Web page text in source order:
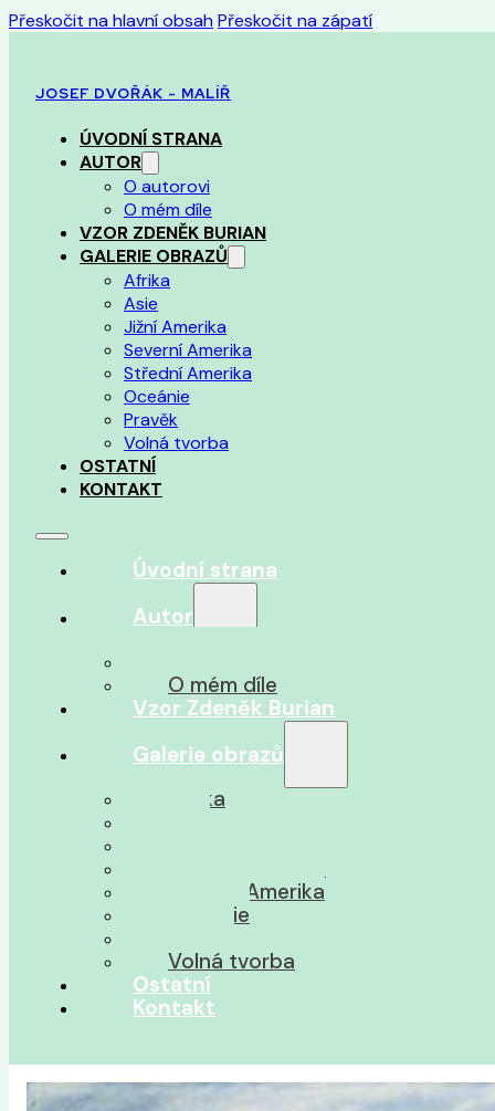
Přeskočit na hlavní obsahPřeskočit na zápatí
JOSEF DVOŘÁK - MALÍŘ
ÚVODNÍ STRANA
AUTOR
O autorovi
O mém díle
VZOR ZDENĚK BURIAN
GALERIE OBRAZŮ
Afrika
Asie
Jižní Amerika
Severní Amerika
Střední Amerika
Oceánie
Pravěk
Volná tvorba
OSTATNÍ
KONTAKT
Úvodní strana
Autor
O mém díle
Vzor Zdeněk Burian
Galerie obrazů
Afrika
Střední Amerika
Oceánie
Volná tvorba
Ostatní
Kontakt